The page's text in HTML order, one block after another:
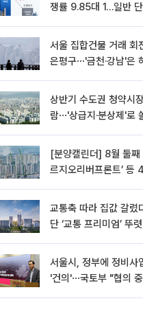
쟁률 9.85대 1…일반
서울 집합건물 거래 회
은평구⋯'금천·강남'은
상반기 수도권 청약시
람⋯'상급지·분상제'로
[분양캘린더] 8월 둘째
르지오리버프론트’ 등
교통축 따라 집값 갈렸
단 ‘교통 프리미엄’ 뚜렷
서울시, 정부에 정비사
'건의'⋯국토부 "협의